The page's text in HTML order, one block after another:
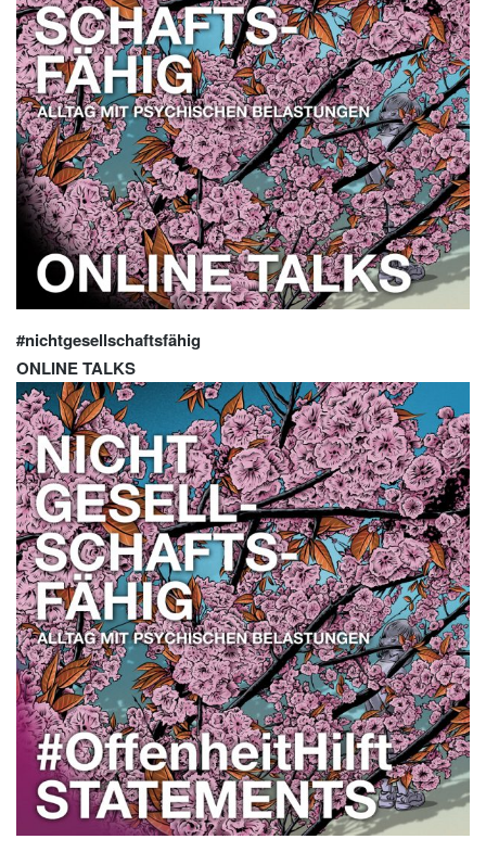
#nichtgesellschaftsfähig
ONLINE TALKS